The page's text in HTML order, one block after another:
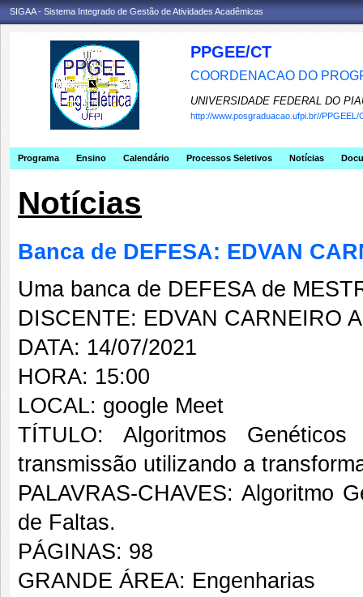
SIGAA - Sistema Integrado de Gestão de Atividades Acadêmicas
PPGEE/CT
COORDENACAO DO
UNIVERSIDADE FEDERAL DO
http://www.posgraduacao.ufpi.br//PPGEEL/
Programa Ensino Calendário Processos Seletivos Notícias
Notícias
Banca de DEFESA: EDVAN
Uma banca de DEFESA de
DISCENTE: EDVAN CARNEIRO
DATA: 14/07/2021
HORA: 15:00
LOCAL: google Meet
TÍTULO: Algoritmos
transmissão utilizando a
PALAVRAS-CHAVES: Algoritmo
de Faltas.
PÁGINAS: 98
GRANDE ÁREA: Engenharias